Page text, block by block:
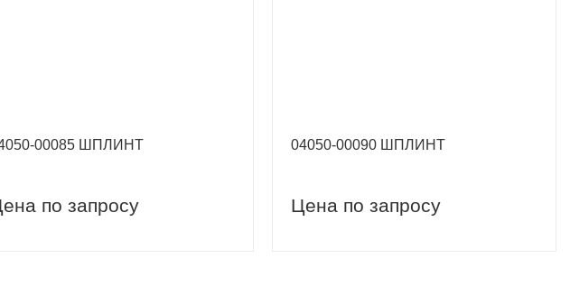
заказ
00085 ШПЛИНТ
по запросу
04050-00090 ШПЛИНТ
Цена по запросу